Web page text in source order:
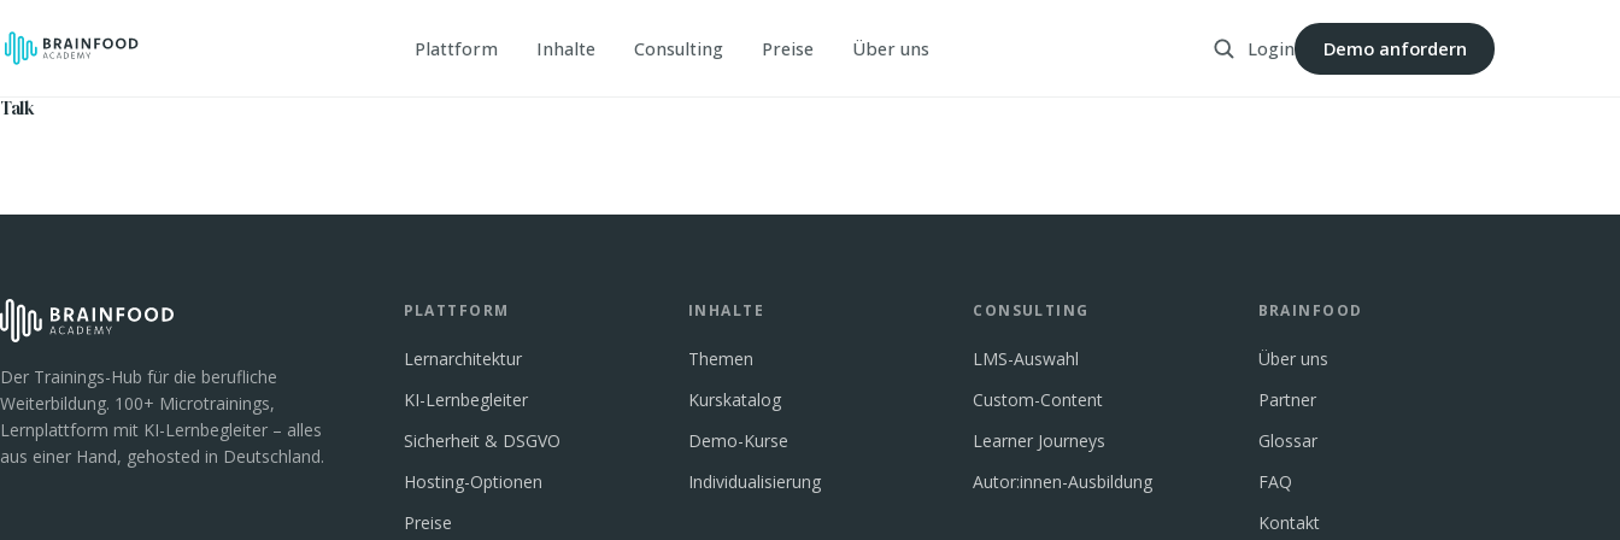
Plattform Inhalte Consulting Preise Über uns Login Demo anfordern
Talk
Der Trainings-Hub für die berufliche
Weiterbildung. 100+ Microtrainings,
Lernplattform mit KI-Lernbegleiter – alles
aus einer Hand, gehosted in Deutschland.
PLATTFORM
Lernarchitektur
KI-Lernbegleiter
Sicherheit & DSGVO
Hosting-Optionen
Preise
INHALTE
Themen
Kurskatalog
Demo-Kurse
Individualisierung
CONSULTING
LMS-Auswahl
Custom-Content
Learner Journeys
Autor:innen-Ausbildung
BRAINFOOD
Über uns
Partner
Glossar
FAQ
Kontakt